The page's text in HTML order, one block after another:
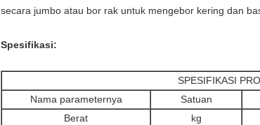
secara jumbo atau bor rak untuk mengebor kering dan
Spesifikasi:
SPESIFIKASI
Nama parameternya
Satuan
Berat
kg